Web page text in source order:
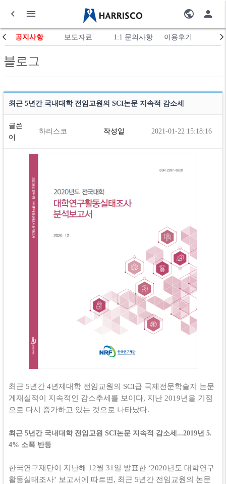
공지사항 보도자료 1:1 문의사항 이용후기
블로그
최근 5년간 국내대학 전임교원의 SCI논문 지속적 감소세
글쓴
이
하리스코 작성일 2021-01-22 15:18:16
최근 5년간 4년제대학 전임교원의 SCI급 국제전문학술지 논문
게재실적이 지속적인 감소추세를 보이다, 지난 2019년을 기점
으로 다시 증가하고 있는 것으로 나타났다.
최근 5년간 국내대학 전임교원 SCI논문 지속적 감소세...2019년 5.
4% 소폭 반등​
한국연구재단이 지난해 12월 31일 발표한 ‘2020년도 대학연구
활동실태조사’ 보고서에 따르면, 최근 5년간 전임교원의 논문